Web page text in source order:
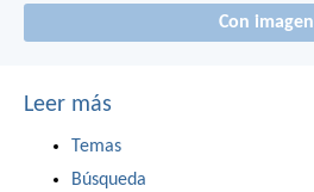
Con imagen
Leer más
Temas
Búsqueda